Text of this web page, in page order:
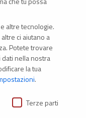
altre tecnologie.
ci aiutano a
Potete trovare
nella nostra
la tua
.
Terze parti